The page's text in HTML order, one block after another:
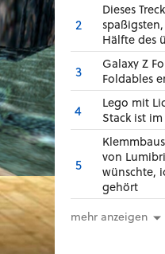
2
Dieses
Hälfte des
3
Galaxy Z
Foldables
4
Lego mit
Stack ist
5
von
wünschte,
gehört
mehr anzeigen